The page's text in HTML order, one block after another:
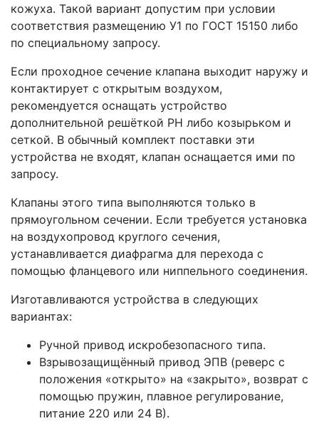
кожуха. Такой вариант допустим при условии
соответствия размещению У1 по ГОСТ 15150 либо
по специальному запросу.
Если проходное сечение клапана выходит наружу и
контактирует с открытым воздухом,
рекомендуется оснащать устройство
дополнительной решёткой РН либо козырьком и
сеткой. В обычный комплект поставки эти
устройства не входят, клапан оснащается ими по
запросу.
Клапаны этого типа выполняются только в
прямоугольном сечении. Если требуется установка
на воздухопровод круглого сечения,
устанавливается диафрагма для перехода с
помощью фланцевого или ниппельного соединения.
Изготавливаются устройства в следующих
вариантах:
Ручной привод искробезопасного типа.
Взрывозащищённый привод ЭПВ (реверс с
положения «открыто» на «закрыто», возврат с
помощью пружин, плавное регулирование,
питание 220 или 24 В).